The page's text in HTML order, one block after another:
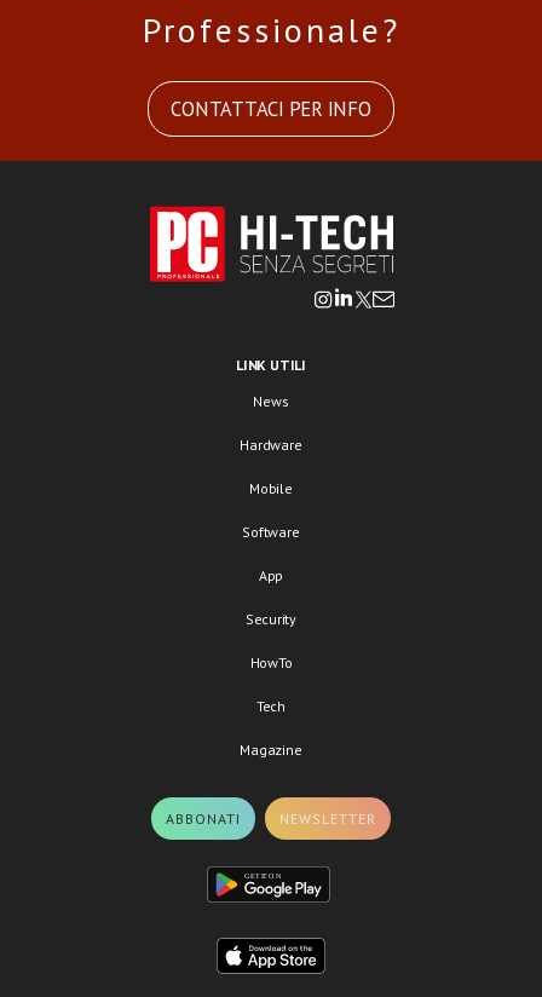
Professionale?
CONTATTACI PER INFO
LINK UTILI
News
Hardware
Mobile
Software
App
Security
HowTo
Tech
Magazine
ABBONATI NEWSLETTER